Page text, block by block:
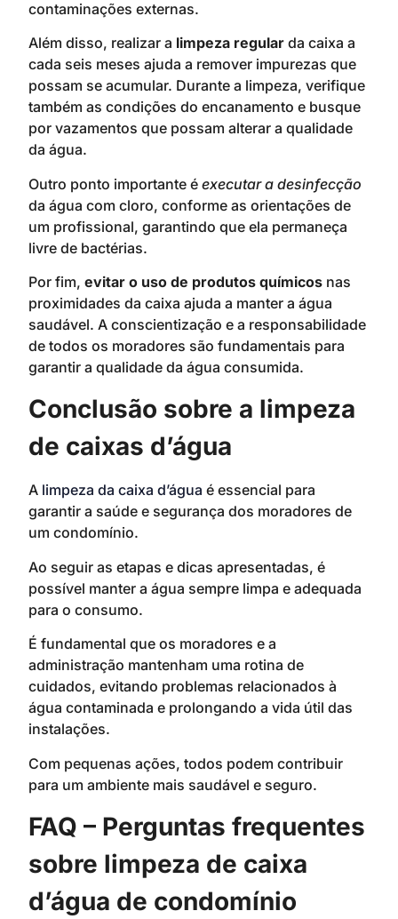
contaminações externas.
Além disso, realizar a limpeza regular da caixa a
cada seis meses ajuda a remover impurezas que
possam se acumular. Durante a limpeza, verifique
também as condições do encanamento e busque
por vazamentos que possam alterar a qualidade
da água.
Outro ponto importante é executar a desinfecção
da água com cloro, conforme as orientações de
um profissional, garantindo que ela permaneça
livre de bactérias.
Por fim, evitar o uso de produtos químicos nas
proximidades da caixa ajuda a manter a água
saudável. A conscientização e a responsabilidade
de todos os moradores são fundamentais para
garantir a qualidade da água consumida.
Conclusão sobre a limpeza
de caixas d’água
A limpeza da caixa d’água é essencial para
garantir a saúde e segurança dos moradores de
um condomínio.
Ao seguir as etapas e dicas apresentadas, é
possível manter a água sempre limpa e adequada
para o consumo.
É fundamental que os moradores e a
administração mantenham uma rotina de
cuidados, evitando problemas relacionados à
água contaminada e prolongando a vida útil das
instalações.
Com pequenas ações, todos podem contribuir
para um ambiente mais saudável e seguro.
FAQ – Perguntas frequentes
sobre limpeza de caixa
d’água de condomínio